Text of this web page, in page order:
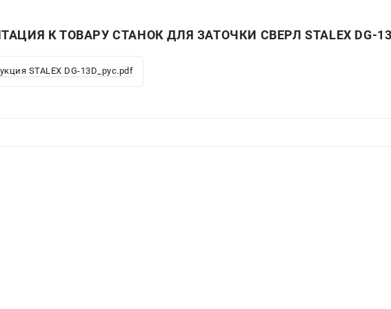
К ТОВАРУ СТАНОК ДЛЯ ЗАТОЧКИ СВЕРЛ STALEX DG-
STALEX DG-13D_рус.pdf